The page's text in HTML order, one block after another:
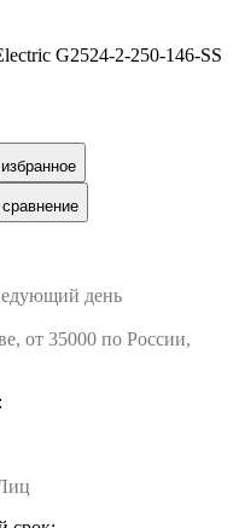
день
от 35000 по России,